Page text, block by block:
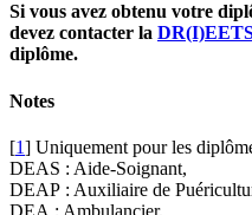
Si vous avez obtenu votre
devez contacter la
diplôme.
Notes
[1] Uniquement pour les
DEAS : Aide-Soignant,
DEAP : Auxiliaire de
DEA : Ambulancier,